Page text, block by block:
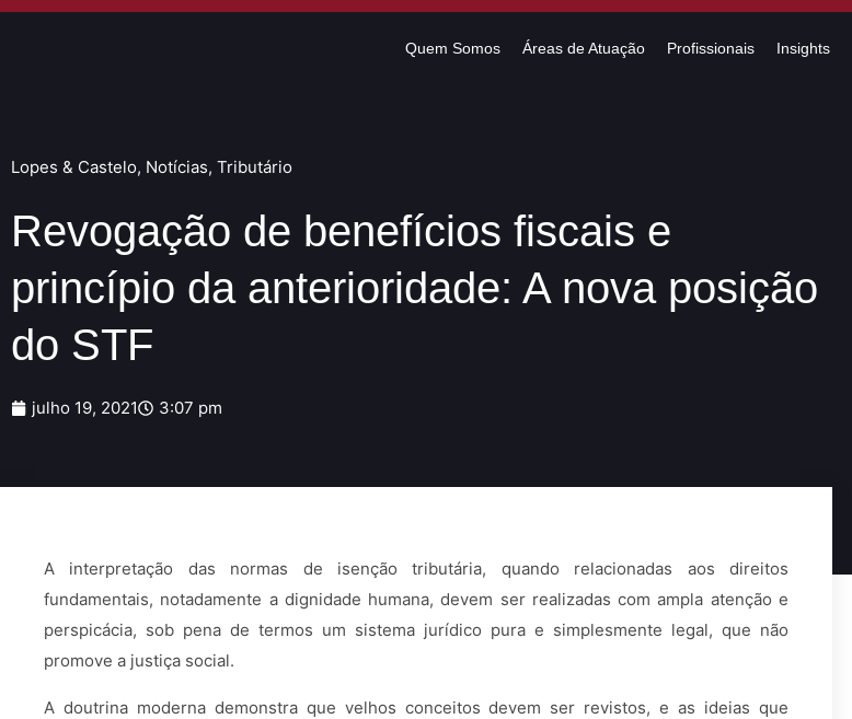
Quem Somos Áreas de Atuação Profissionais Insights
Lopes & Castelo, Notícias, Tributário
Revogação de benefícios fiscais e
princípio da anterioridade: A nova posição
do STF
julho 19, 2021 3:07 pm
A interpretação das normas de isenção tributária, quando relacionadas aos direitos
fundamentais, notadamente a dignidade humana, devem ser realizadas com ampla atenção e
perspicácia, sob pena de termos um sistema jurídico pura e simplesmente legal, que não
promove a justiça social.
A doutrina moderna demonstra que velhos conceitos devem ser revistos, e as ideias que